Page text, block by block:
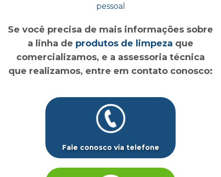
pessoal
Se você precisa de mais informações sobre
a linha de produtos de limpeza que
comercializamos, e a assessoria técnica
que realizamos, entre em contato conosco:
Fale conosco via telefone